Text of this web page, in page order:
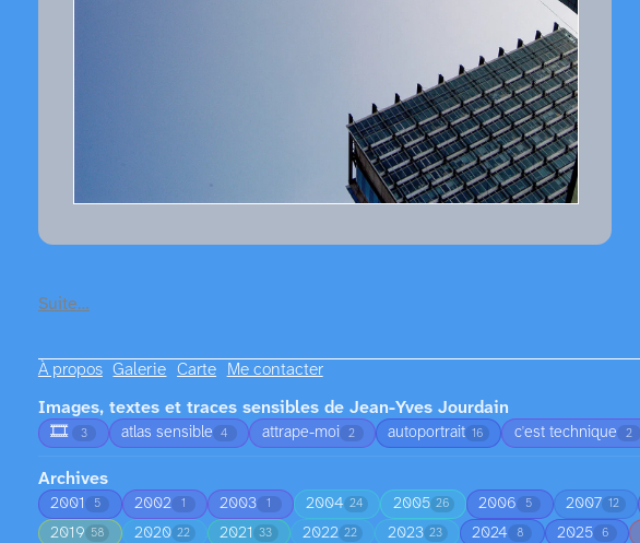
Suite…
À propos Galerie Carte Me contacter
Images, textes et traces sensibles de Jean-Yves Jourdain
🎞️
3 atlas sensible 4 attrape-moi 2 autoportrait 16 c'est technique 2
Archives
2001 5 2002 1 2003 1 2004 24 2005 26 2006 5 2007 12
2019 58 2020 22 2021 33 2022 22 2023 23 2024 8 2025 6